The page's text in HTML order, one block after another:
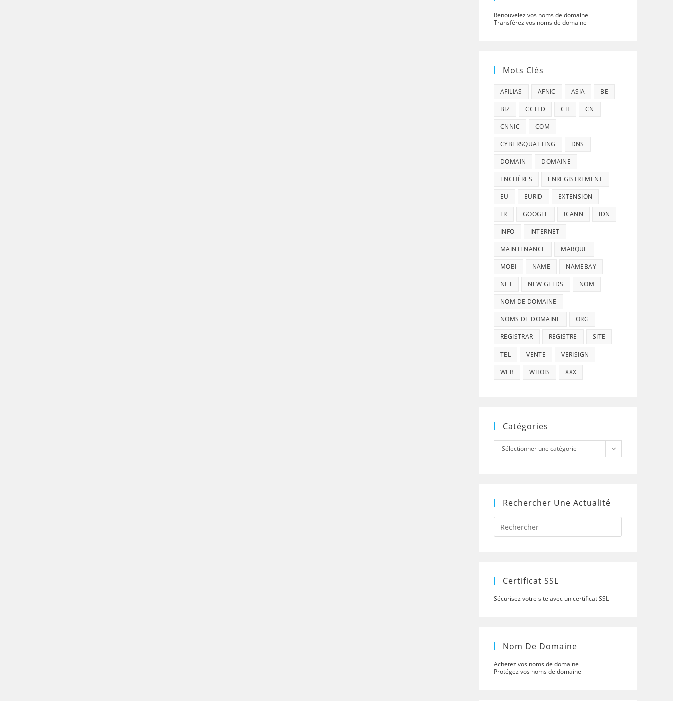
Renouvelez vos noms de domaine
Transférez vos noms de domaine
Mots Clés
AFILIAS AFNIC ASIA BE
BIZ CCTLD CH CN
CNNIC COM
CYBERSQUATTING DNS
DOMAIN DOMAINE
ENCHÈRES ENREGISTREMENT
EU EURID EXTENSION
FR GOOGLE ICANN IDN
INFO INTERNET
MAINTENANCE MARQUE
MOBI NAME NAMEBAY
NET NEW GTLDS NOM
NOM DE DOMAINE
NOMS DE DOMAINE ORG
REGISTRAR REGISTRE SITE
TEL VENTE VERISIGN
WEB WHOIS XXX
Catégories
Catégories
Sélectionner une catégorie
Rechercher Une Actualité
Press
to
Certificat SSL
Sécurisez votre site avec un certificat SSL
Nom De Domaine
Achetez vos noms de domaine
Protégez vos noms de domaine